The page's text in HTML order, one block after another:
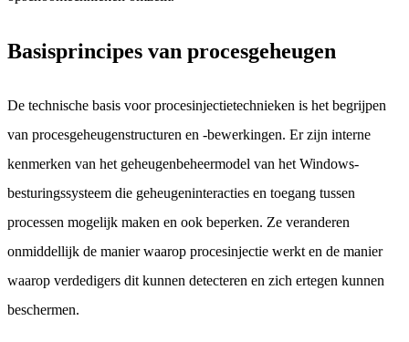
Basisprincipes van procesgeheugen
De technische basis voor procesinjectietechnieken is het begrijpen
van procesgeheugenstructuren en -bewerkingen. Er zijn interne
kenmerken van het geheugenbeheermodel van het Windows-
besturingssysteem die geheugeninteracties en toegang tussen
processen mogelijk maken en ook beperken. Ze veranderen
onmiddellijk de manier waarop procesinjectie werkt en de manier
waarop verdedigers dit kunnen detecteren en zich ertegen kunnen
beschermen.